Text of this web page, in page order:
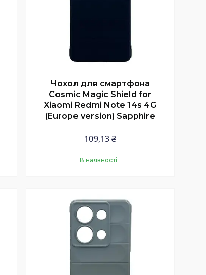
Чохол для смартфона
Cosmic Magic Shield for
Xiaomi Redmi Note 14s 4G
(Europe version) Sapphire
109,13 ₴
В наявності